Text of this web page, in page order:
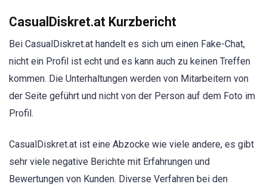
CasualDiskret.at Kurzbericht
Bei CasualDiskret.at handelt es sich um einen Fake-Chat,
nicht ein Profil ist echt und es kann auch zu keinen Treffen
kommen. Die Unterhaltungen werden von Mitarbeitern von
der Seite geführt und nicht von der Person auf dem Foto im
Profil.
CasualDiskret.at ist eine Abzocke wie viele andere, es gibt
sehr viele negative Berichte mit Erfahrungen und
Bewertungen von Kunden. Diverse Verfahren bei den